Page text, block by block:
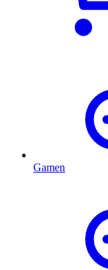
Gamen